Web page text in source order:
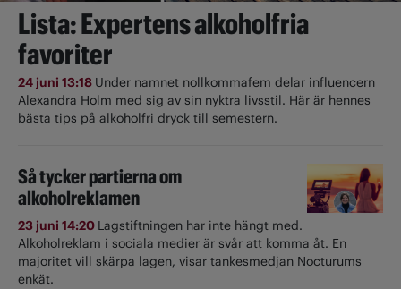
Lista: Expertens alkoholfria
favoriter
24 juni 13:18 Under namnet nollkommafem delar influencern
Alexandra Holm med sig av sin nyktra livsstil. Här är hennes
bästa tips på alkoholfri dryck till semestern.
Så tycker partierna om
alkoholreklamen
23 juni 14:20 Lagstiftningen har inte hängt med.
Alkoholreklam i sociala medier är svår att komma åt. En
majoritet vill skärpa lagen, visar tankesmedjan Nocturums
enkät.